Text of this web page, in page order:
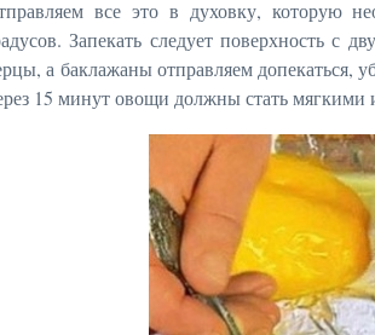
все это в духовку, которую
Запекать следует поверхность с
а баклажаны отправляем допекаться,
15 минут овощи должны стать мягкими